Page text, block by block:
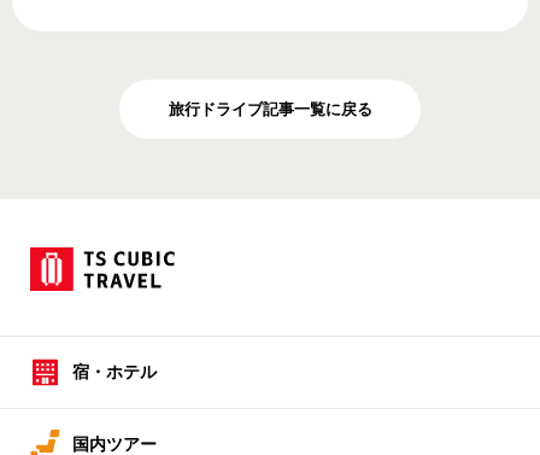
旅行ドライブ記事一覧に戻る
宿・ホテル
国内ツアー